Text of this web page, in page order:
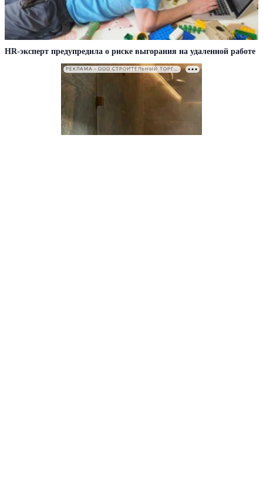
HR-эксперт предупредила о риске выгорания на удаленной работе
РЕКЛАМА • ООО СТРОИТЕЛЬНЫЙ ТОРГОВЫЙ ДОМ «ПЕТРОВИЧ». ИНН: 7802348846